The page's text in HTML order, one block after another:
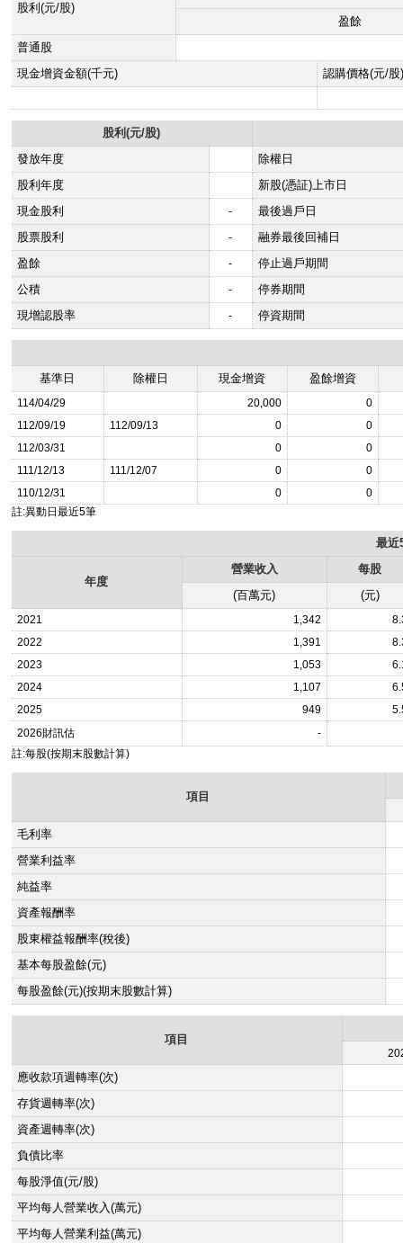
股利(元/股)
盈餘
普通股
現金增資金額(千元)
認購價格(元/股)
股利(元/股)
發放年度
除權日
股利年度
新股(憑証)上市日
現金股利
-
最後過戶日
股票股利
-
融券最後回補日
盈餘
-
停止過戶期間
公積
-
停券期間
現增認股率
- 停資期間
基準日 除權日 現金增資 盈餘增資
114/04/29 20,000
0
112/09/19
112/09/13 0
0
112/03/31
0
0
111/12/13
111/12/07 0
0
110/12/31
0
0
註:異動日最近5筆
最近
年度
營業收入
每股
(百萬元)
(元)
2021 1,342
2022
1,391
2023
1,053
2024
1,107
2025
949
2026財訊估
-
註:每股(按期末股數計算)
項目
毛利率
營業利益率
純益率
資產報酬率
股東權益報酬率(稅後)
基本每股盈餘(元)
每股盈餘(元)(按期末股數計算)
項目
應收款項週轉率(次)
存貨週轉率(次)
資產週轉率(次)
負債比率
每股淨值(元/股)
平均每人營業收入(萬元)
平均每人營業利益(萬元)